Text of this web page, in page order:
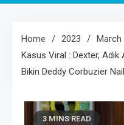
Home 2023 March
Kasus Viral : Dexter, Adik
Bikin Deddy Corbuzier
3 MINS READ